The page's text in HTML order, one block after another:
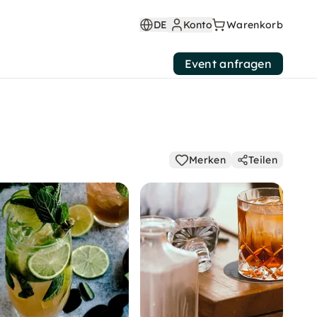
DE Konto Warenkorb
Event anfragen
Merken Teilen